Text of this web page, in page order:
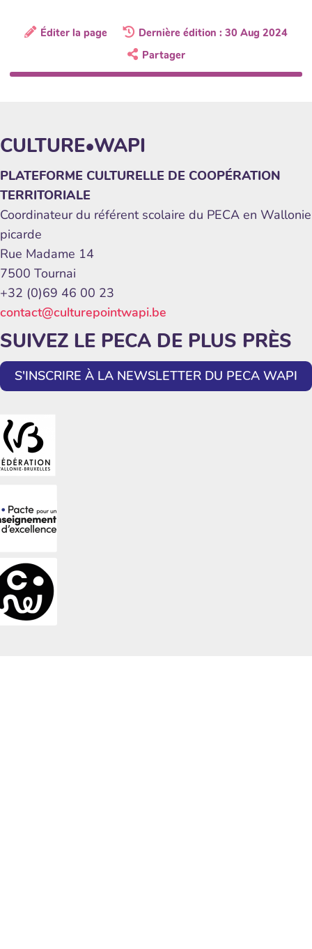
Éditer la page
Dernière édition : 30 Aug 2024
Partager
CULTURE•WAPI
PLATEFORME CULTURELLE DE COOPÉRATION
TERRITORIALE
Coordinateur du référent scolaire du PECA en Wallonie
picarde
Rue Madame 14
7500 Tournai
+32 (0)69 46 00 23
contact@culturepointwapi.be
SUIVEZ LE PECA DE PLUS PRÈS
S'INSCRIRE À LA NEWSLETTER DU PECA WAPI